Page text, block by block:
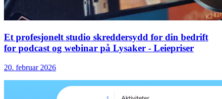
Et profesjonelt studio skreddersydd for din bedrift
for podcast og webinar på Lysaker - Leiepriser
20. februar 2026